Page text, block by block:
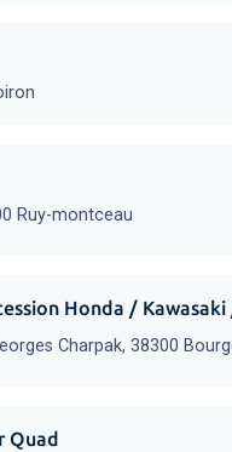
Ruy-montceau
Honda /
Charpak, 38300
Quad